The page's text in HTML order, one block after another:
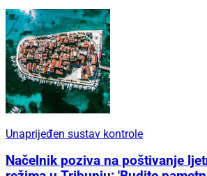
Unaprijeđen sustav kontrole
Načelnik poziva na poštivanje